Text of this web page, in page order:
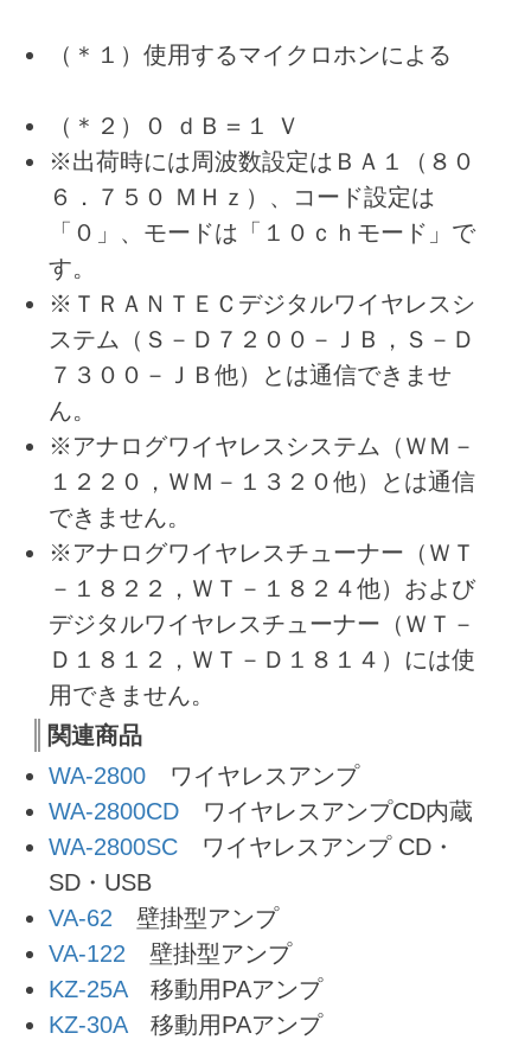
（＊１）使用するマイクロホンによる
（＊２）０ ｄＢ＝１ Ｖ
※出荷時には周波数設定はＢＡ１（８０
６．７５０ ＭＨｚ）、コード設定は
「０」、モードは「１０ｃｈモード」で
す。
※ＴＲＡＮＴＥＣデジタルワイヤレスシ
ステム（Ｓ－Ｄ７２００－ＪＢ，Ｓ－Ｄ
７３００－ＪＢ他）とは通信できませ
ん。
※アナログワイヤレスシステム（ＷＭ－
１２２０，ＷＭ－１３２０他）とは通信
できません。
※アナログワイヤレスチューナー（ＷＴ
－１８２２，ＷＴ－１８２４他）および
デジタルワイヤレスチューナー（ＷＴ－
Ｄ１８１２，ＷＴ－Ｄ１８１４）には使
用できません。
関連商品
WA-2800ワイヤレスアンプ
WA-2800CDワイヤレスアンプCD内蔵
WA-2800SCワイヤレスアンプ CD・
SD・USB
VA-62 壁掛型アンプ
VA-122 壁掛型アンプ
KZ-25A移動用PAアンプ
KZ-30A移動用PAアンプ